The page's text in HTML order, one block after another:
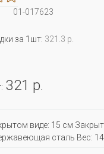
01-017623
за 1шт: 321.3 р.
321 р.
виде: 15 см
сталь Вес: